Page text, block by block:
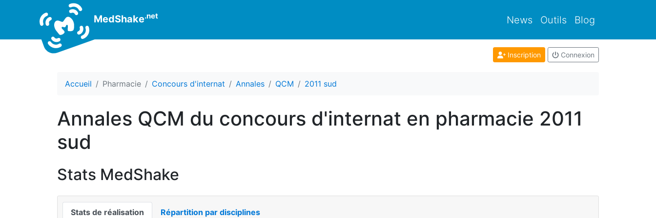
MedShake.net News Outils Blog
Inscription Connexion
Accueil Pharmacie Concours d'internat Annales QCM 2011 sud
Annales QCM du concours d'internat en pharmacie 2011
sud
Stats MedShake
Stats de réalisation Répartition par disciplines